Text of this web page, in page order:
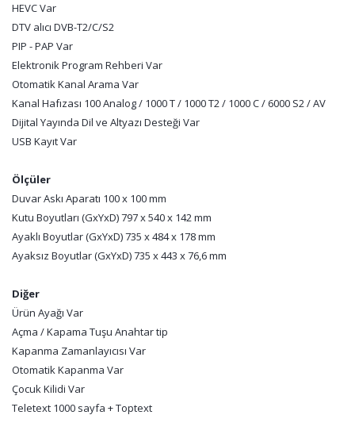
HEVC Var
DTV alıcı DVB-T2/C/S2
PIP - PAP Var
Elektronik Program Rehberi Var
Otomatik Kanal Arama Var
Kanal Hafızası 100 Analog / 1000 T / 1000 T2 / 1000 C / 6000 S2 / AV
Dijital Yayında Dil ve Altyazı Desteği Var
USB Kayıt Var
Ölçüler
Duvar Askı Aparatı 100 x 100 mm
Kutu Boyutları (GxYxD) 797 x 540 x 142 mm
Ayaklı Boyutlar (GxYxD) 735 x 484 x 178 mm
Ayaksız Boyutlar (GxYxD) 735 x 443 x 76,6 mm
Diğer
Ürün Ayağı Var
Açma / Kapama Tuşu Anahtar tip
Kapanma Zamanlayıcısı Var
Otomatik Kapanma Var
Çocuk Kilidi Var
Teletext 1000 sayfa + Toptext